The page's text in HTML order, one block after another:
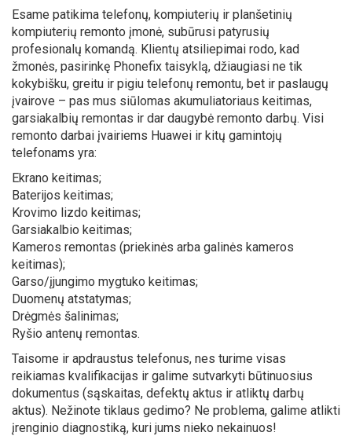
Esame patikima telefonų, kompiuterių ir planšetinių
kompiuterių remonto įmonė, subūrusi patyrusių
profesionalų komandą. Klientų atsiliepimai rodo, kad
žmonės, pasirinkę Phonefix taisyklą, džiaugiasi ne tik
kokybišku, greitu ir pigiu telefonų remontu, bet ir paslaugų
įvairove – pas mus siūlomas akumuliatoriaus keitimas,
garsiakalbių remontas ir dar daugybė remonto darbų. Visi
remonto darbai įvairiems Huawei ir kitų gamintojų
telefonams yra:
Ekrano keitimas;
Baterijos keitimas;
Krovimo lizdo keitimas;
Garsiakalbio keitimas;
Kameros remontas (priekinės arba galinės kameros
keitimas);
Garso/įjungimo mygtuko keitimas;
Duomenų atstatymas;
Drėgmės šalinimas;
Ryšio antenų remontas.
Taisome ir apdraustus telefonus, nes turime visas
reikiamas kvalifikacijas ir galime sutvarkyti būtinuosius
dokumentus (sąskaitas, defektų aktus ir atliktų darbų
aktus). Nežinote tiklaus gedimo? Ne problema, galime atlikti
įrenginio diagnostiką, kuri jums nieko nekainuos!